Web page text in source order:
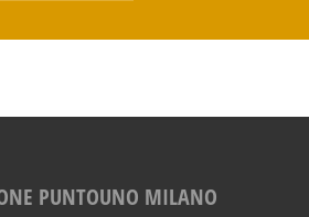
PUNTOUNO MILANO